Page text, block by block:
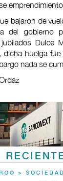
bajaron de
del gobierno
Dulce
dicha huelga
nada se
> SOCIEDAD